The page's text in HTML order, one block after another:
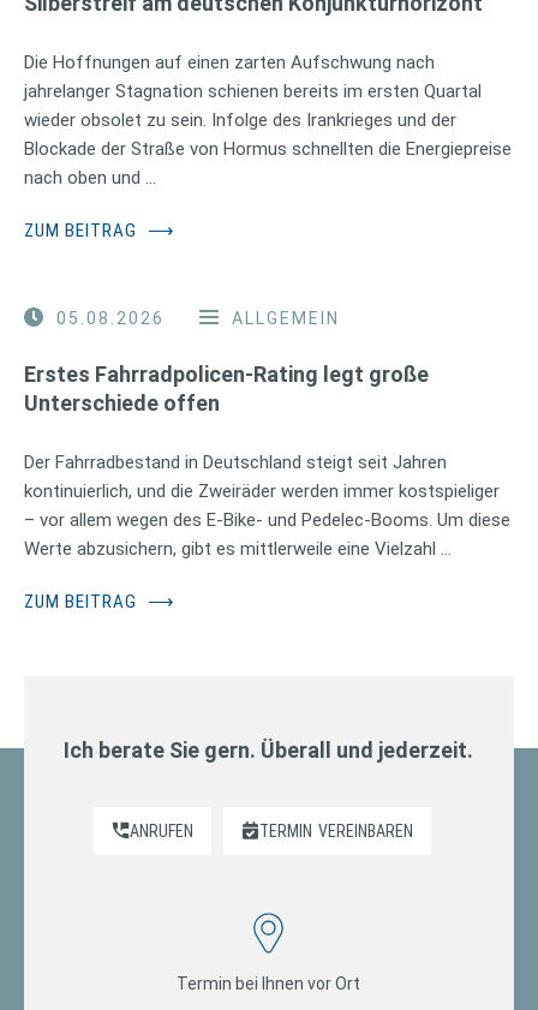
Die Hoffnungen auf einen zarten Aufschwung nach
jahrelanger Stagnation schienen bereits im ersten Quartal
wieder obsolet zu sein. Infolge des Irankrieges und der
Blockade der Straße von Hormus schnellten die Energiepreise
nach oben und …
ZUM BEITRAG ⟶
05.08.2026 ALLGEMEIN
Erstes Fahrradpolicen-Rating legt große
Unterschiede offen
Der Fahrradbestand in Deutschland steigt seit Jahren
kontinuierlich, und die Zweiräder werden immer kostspieliger
– vor allem wegen des E-Bike- und Pedelec-Booms. Um diese
Werte abzusichern, gibt es mittlerweile eine Vielzahl …
ZUM BEITRAG ⟶
Ich berate Sie gern. Überall und jederzeit.
ANRUFEN TERMIN VEREINBAREN
Termin bei Ihnen vor Ort